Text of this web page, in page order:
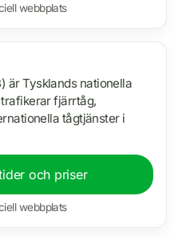
webbplats
är Tysklands nationella
fjärrtåg,
tågtjänster i
och priser
webbplats